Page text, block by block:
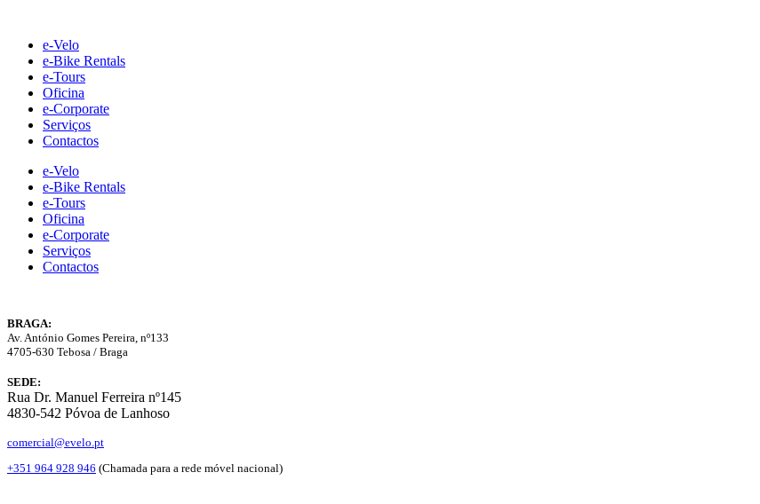
contente-Velo
e-Bike Rentals
e-Tours
Oficina
e-Corporate
Serviços
Contactos
e-Velo
e-Bike Rentals
e-Tours
Oficina
e-Corporate
Serviços
Contactos
BRAGA:
Av. António Gomes Pereira, nº133
4705-630 Tebosa / Braga
SEDE:
Rua Dr. Manuel Ferreira nº145
4830-542 Póvoa de Lanhoso
comercial@evelo.pt
+351 964 928 946 (Chamada para a rede móvel nacional)